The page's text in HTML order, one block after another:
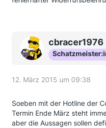
cbracer1976
12. März 2015 um 09:38
Soeben mit der Hotline der
Termin Ende März steht
aber die Aussagen sollen